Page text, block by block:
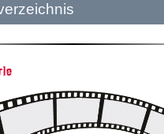
Mythen, Märchen & Legenden